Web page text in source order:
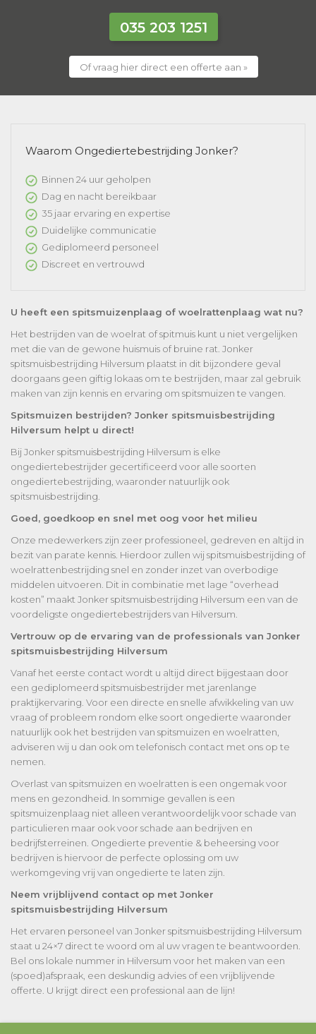
035 203 1251
Of vraag hier direct een offerte aan »
Waarom Ongediertebestrijding Jonker?
Binnen 24 uur geholpen
Dag en nacht bereikbaar
35 jaar ervaring en expertise
Duidelijke communicatie
Gediplomeerd personeel
Discreet en vertrouwd
U heeft een spitsmuizenplaag of woelrattenplaag wat nu?
Het bestrijden van de woelrat of spitmuis kunt u niet vergelijken
met die van de gewone huismuis of bruine rat. Jonker
spitsmuisbestrijding Hilversum plaatst in dit bijzondere geval
doorgaans geen giftig lokaas om te bestrijden, maar zal gebruik
maken van zijn kennis en ervaring om spitsmuizen te vangen.
Spitsmuizen bestrijden? Jonker spitsmuisbestrijding
Hilversum helpt u direct!
Bij Jonker spitsmuisbestrijding Hilversum is elke
ongediertebestrijder gecertificeerd voor alle soorten
ongediertebestrijding, waaronder natuurlijk ook
spitsmuisbestrijding.
Goed, goedkoop en snel met oog voor het milieu
Onze medewerkers zijn zeer professioneel, gedreven en altijd in
bezit van parate kennis. Hierdoor zullen wij spitsmuisbestrijding of
woelrattenbestrijding snel en zonder inzet van overbodige
middelen uitvoeren. Dit in combinatie met lage “overhead
kosten” maakt Jonker spitsmuisbestrijding Hilversum een van de
voordeligste ongediertebestrijders van Hilversum.
Vertrouw op de ervaring van de professionals van Jonker
spitsmuisbestrijding Hilversum
Vanaf het eerste contact wordt u altijd direct bijgestaan door
een gediplomeerd spitsmuisbestrijder met jarenlange
praktijkervaring. Voor een directe en snelle afwikkeling van uw
vraag of probleem rondom elke soort ongedierte waaronder
natuurlijk ook het bestrijden van spitsmuizen en woelratten,
adviseren wij u dan ook om telefonisch contact met ons op te
nemen.
Overlast van spitsmuizen en woelratten is een ongemak voor
mens en gezondheid. In sommige gevallen is een
spitsmuizenplaag niet alleen verantwoordelijk voor schade van
particulieren maar ook voor schade aan bedrijven en
bedrijfsterreinen. Ongedierte preventie & beheersing voor
bedrijven is hiervoor de perfecte oplossing om uw
werkomgeving vrij van ongedierte te laten zijn.
Neem vrijblijvend contact op met Jonker
spitsmuisbestrijding Hilversum
Het ervaren personeel van Jonker spitsmuisbestrijding Hilversum
staat u 24×7 direct te woord om al uw vragen te beantwoorden.
Bel ons lokale nummer in Hilversum voor het maken van een
(spoed)afspraak, een deskundig advies of een vrijblijvende
offerte. U krijgt direct een professional aan de lijn!